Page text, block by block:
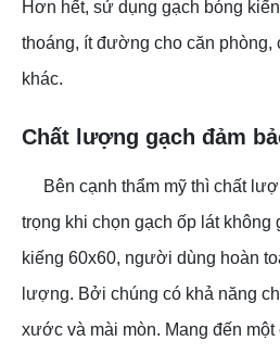
Hơn hết, sử dụng gạch bóng
thoáng, ít đường cho căn phòng,
khác.
Chất lượng gạch đảm
Bên cạnh thẩm mỹ thì chất
trọng khi chọn gạch ốp lát không
kiếng 60x60, người dùng hoàn
lượng. Bởi chúng có khả năng
xước và mài mòn. Mang đến